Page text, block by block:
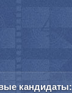
кандидаты: